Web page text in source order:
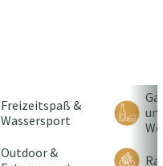
Freizeitspaß &
Wassersport
Outdoor &